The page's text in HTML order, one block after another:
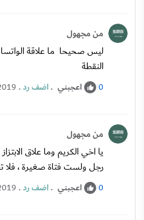
من مجهول
ليس صحيحا ما علاقة
النقطة
0 اعجبني .اضف رد.
من مجهول
يا اخي الكريم وما علاق
رجل ولست فتاة صغيرة ، فلا
0 اعجبني .اضف رد.